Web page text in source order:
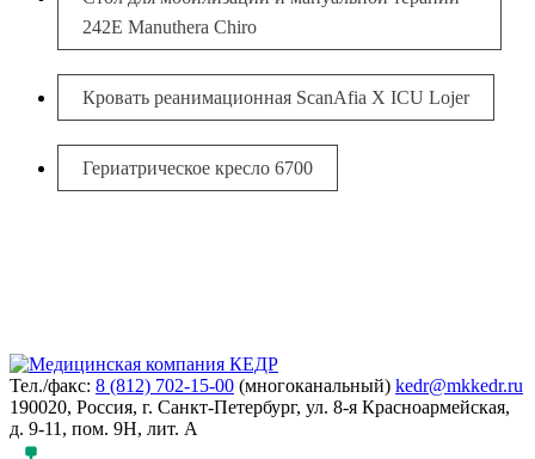
242E Manuthera Chiro
Кровать реанимационная ScanAfia X ICU Lojer
Гериатрическое кресло 6700
Тел./факс: 8 (812) 702-15-00 (многоканальный) kedr@mkkedr.ru
190020, Россия, г. Санкт-Петербург, ул. 8-я Красноармейская,
д. 9-11, пом. 9Н, лит. А